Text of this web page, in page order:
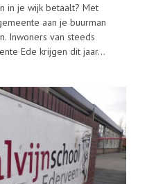
in je wijk betaalt? Met
aan je buurman
Inwoners van steeds
Ede krijgen dit jaar...